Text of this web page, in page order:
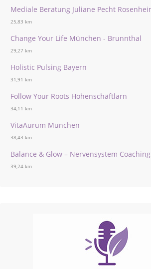
Mediale Beratung Juliane Pecht
25,83 km
Change Your Life München - Brunnthal
29,27 km
Holistic Pulsing Bayern
31,91 km
Follow Your Roots Hohenschäftlarn
34,11 km
VitaAurum München
38,43 km
Balance & Glow – Nervensystem
39,24 km